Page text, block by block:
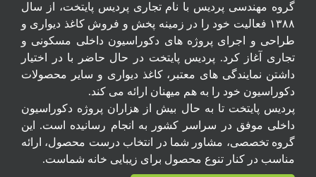
گروه مهندسی پردیس با نام تجاری پردیس پایتخت، از سال
۱۳۸۸ فعالیت خود را در زمینه پخش و فروش کاغذ دیواری و
طراحی و اجرای پروژه های دکوراسیون داخلی مسکونی و
تجاری آغاز کرد. پردیس پایتخت در حال حاضر با در اختیار
داشتن نمایندگی های معتبر، کاغذ دیواری و سایر محصولات
دکوراسیون خود را به هم میهنان ارائه می کند.
پردیس پایتخت تا به حال بیش از هزاران پروژه دکوراسیون
داخلی موفق در سراسر کشور به انجام رسانیده است. این
گروه تخصصی، مشاور شما در انتخاب درست محصول، ارائه
مناسب در کنار تنوع محصول برای زیبایی خانه شماست.